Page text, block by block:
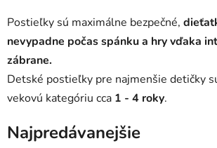
Postieľky sú maximálne bezpečné,
nevypadne počas spánku a hry vďaka
zábrane.
Detské postieľky pre najmenšie detičky
vekovú kategóriu cca 1 - 4 roky.
Najpredávanejšie